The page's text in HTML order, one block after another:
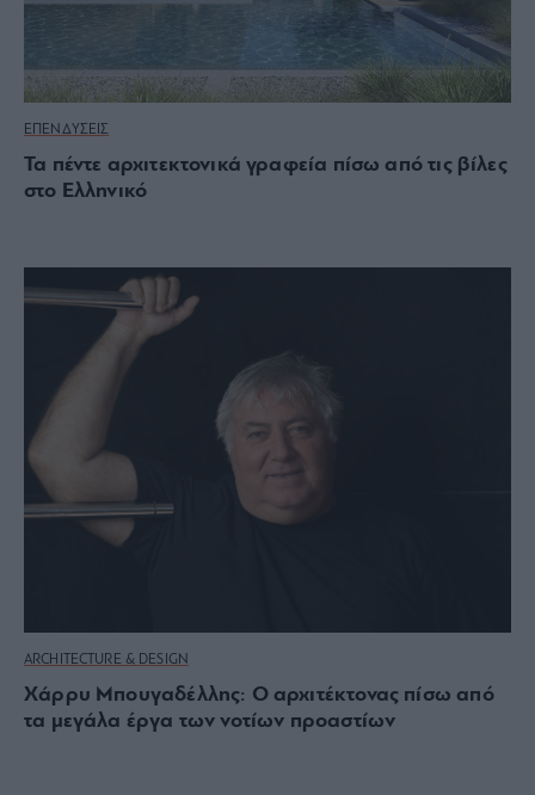
ΕΠΕΝΔΥΣΕΙΣ
Τα πέντε αρχιτεκτονικά γραφεία πίσω από τις βίλες
στο Ελληνικό
ARCHITECTURE & DESIGN
Χάρρυ Μπουγαδέλλης: Ο αρχιτέκτονας πίσω από
τα μεγάλα έργα των νοτίων προαστίων